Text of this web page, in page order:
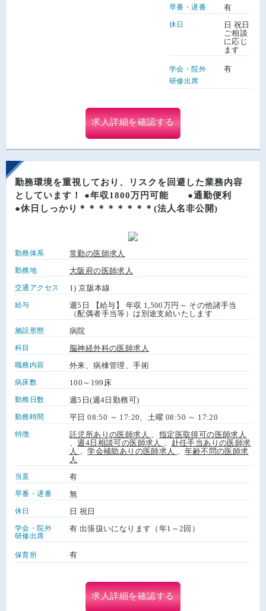
早番・遅番 有
休日
日 祝日
ご相談
に応じ
ます
学会・院外
研修出席
有
求人詳細を確認する
勤務環境を重視しており、リスクを回避した業務内容
としています！ ●年収1800万円可能 ●通勤便利
●休日しっかり＊＊＊＊＊＊＊＊(法人名非公開)
勤務体系 常勤の医師求人
勤務地 大阪府の医師求人
交通アクセス 1) 京阪本線
給与
週5日 【給与】 年収 1,500万円～ その他諸手当
（配偶者手当等）は別途支給いたします
施設形態 病院
科目 脳神経外科の医師求人
職務内容 外来、病棟管理、手術
病床数 100～199床
勤務日数 週5日(週4日勤務可)
勤務時間 平日 08:50 ～ 17:20、土曜 08:50 ～ 17:20
特徴 託児所ありの医師求人
指定医取得可の医師求人
、週4日相談可の医師求人
赴任手当ありの医師求
人
、学会補助ありの医師求人 、年齢不問の医師求
人
当直 有
早番・遅番 無
休日 日 祝日
学会・院外
研修出席
有 出張扱いになります（年1～2回）
保育所 有
求人詳細を確認する